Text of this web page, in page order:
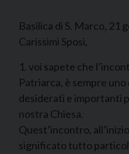
Basilica di S. Marco, 21
Carissimi Sposi,
1. voi sapete che
Patriarca, è sempre
desiderati e importanti
nostra Chiesa.
Quest’incontro,
significato tutto